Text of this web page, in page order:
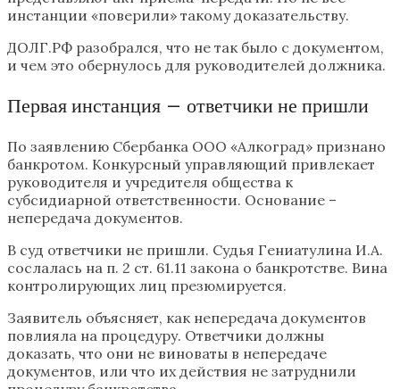
инстанции «поверили» такому доказательству.
ДОЛГ.РФ разобрался, что не так было с документом,
и чем это обернулось для руководителей должника.
Первая инстанция – ответчики не пришли
По заявлению Сбербанка ООО «Алкоград» признано
банкротом. Конкурсный управляющий привлекает
руководителя и учредителя общества к
субсидиарной ответственности. Основание –
непередача документов.
В суд ответчики не пришли. Судья Гениатулина И.А.
сослалась на п. 2 ст. 61.11 закона о банкротстве. Вина
контролирующих лиц презюмируется.
Заявитель объясняет, как непередача документов
повлияла на процедуру. Ответчики должны
доказать, что они не виноваты в непередаче
документов, или что их действия не затруднили